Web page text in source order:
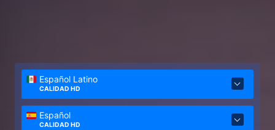
Español Latino
CALIDAD HD
Español
CALIDAD HD